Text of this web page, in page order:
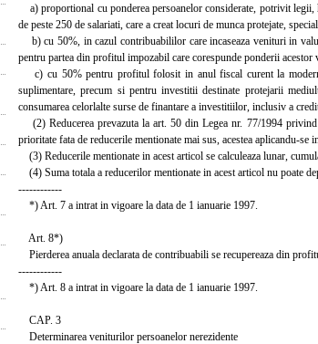
a) proportional cu ponderea persoanelor considerate, potrivit
de peste 250 de salariati, care a creat locuri de munca protejate,
b) cu 50%, in cazul contribuabililor care incaseaza venituri in
pentru partea din profitul impozabil care corespunde ponderii
c) cu 50% pentru profitul folosit in anul fiscal curent la
suplimentare, precum si pentru investitii destinate protejarii
consumarea celorlalte surse de finantare a investitiilor, inclusiv a
(2) Reducerea prevazuta la art. 50 din Legea nr. 77/1994
prioritate fata de reducerile mentionate mai sus, acestea aplicandu-se
(3) Reducerile mentionate in acest articol se calculeaza lunar,
(4) Suma totala a reducerilor mentionate in acest articol nu poate
------------
*) Art. 7 a intrat in vigoare la data de 1 ianuarie 1997.
Art. 8*)
Pierderea anuala declarata de contribuabili se recupereaza din
------------
*) Art. 8 a intrat in vigoare la data de 1 ianuarie 1997.
CAP. 3
Determinarea veniturilor persoanelor nerezidente